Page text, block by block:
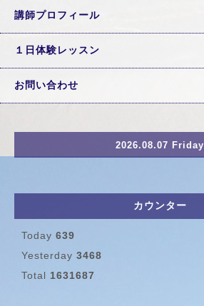
講師プロフィール
１日体験レッスン
お問い合わせ
2026.08.07 Friday
カウンター
Today 639
Yesterday 3468
Total 1631687